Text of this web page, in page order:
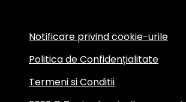
Notificare privind cookie-urile
Politica de Confidențialitate
Termeni si Conditii